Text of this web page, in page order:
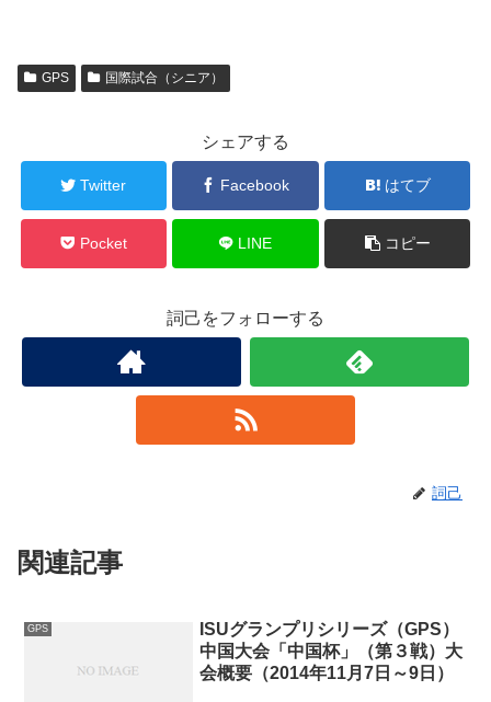
GPS 国際試合（シニア）
シェアする
Twitter Facebook はてブ
Pocket LINE コピー
詞己をフォローする
詞己
関連記事
GPS
ISUグランプリシリーズ（GPS）
中国大会「中国杯」（第３戦）大
会概要（2014年11月7日～9日）